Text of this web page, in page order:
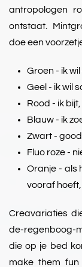
antropologen
ontstaat.
doe een
Groen - ik
Geel - ik wil
Rood - ik
Blauw - ik
Zwart -
Fluo roze -
Oranje - als
vooraf
Creavariaties
de-regenboog-
die op je bed
make them